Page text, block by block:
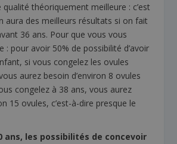
théoriquement meilleure : c’est
aura des meilleurs résultats si on fait
36 ans. Pour que vous vous
: pour avoir 50% de possibilité d’avoir
si vous congelez les ovules
aurez besoin d’environ 8 ovules
congelez à 38 ans, vous aurez
15 ovules, c’est-à-dire presque le
ans, les possibilités de concevoir